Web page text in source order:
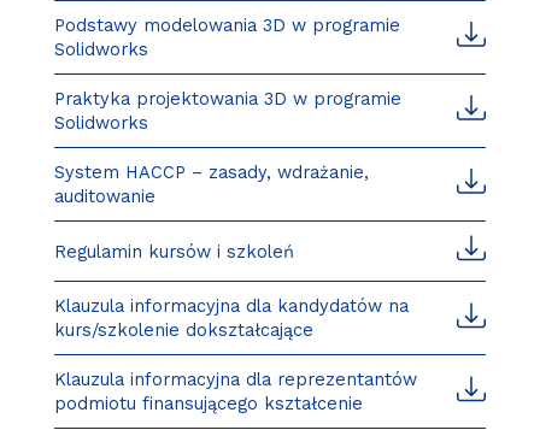
Podstawy modelowania 3D w programie
Solidworks
Praktyka projektowania 3D w programie
Solidworks
System HACCP – zasady, wdrażanie,
auditowanie
Regulamin kursów i szkoleń
Klauzula informacyjna dla kandydatów na
kurs/szkolenie dokształcające
Klauzula informacyjna dla reprezentantów
podmiotu finansującego kształcenie